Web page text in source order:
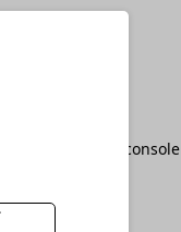
browser console